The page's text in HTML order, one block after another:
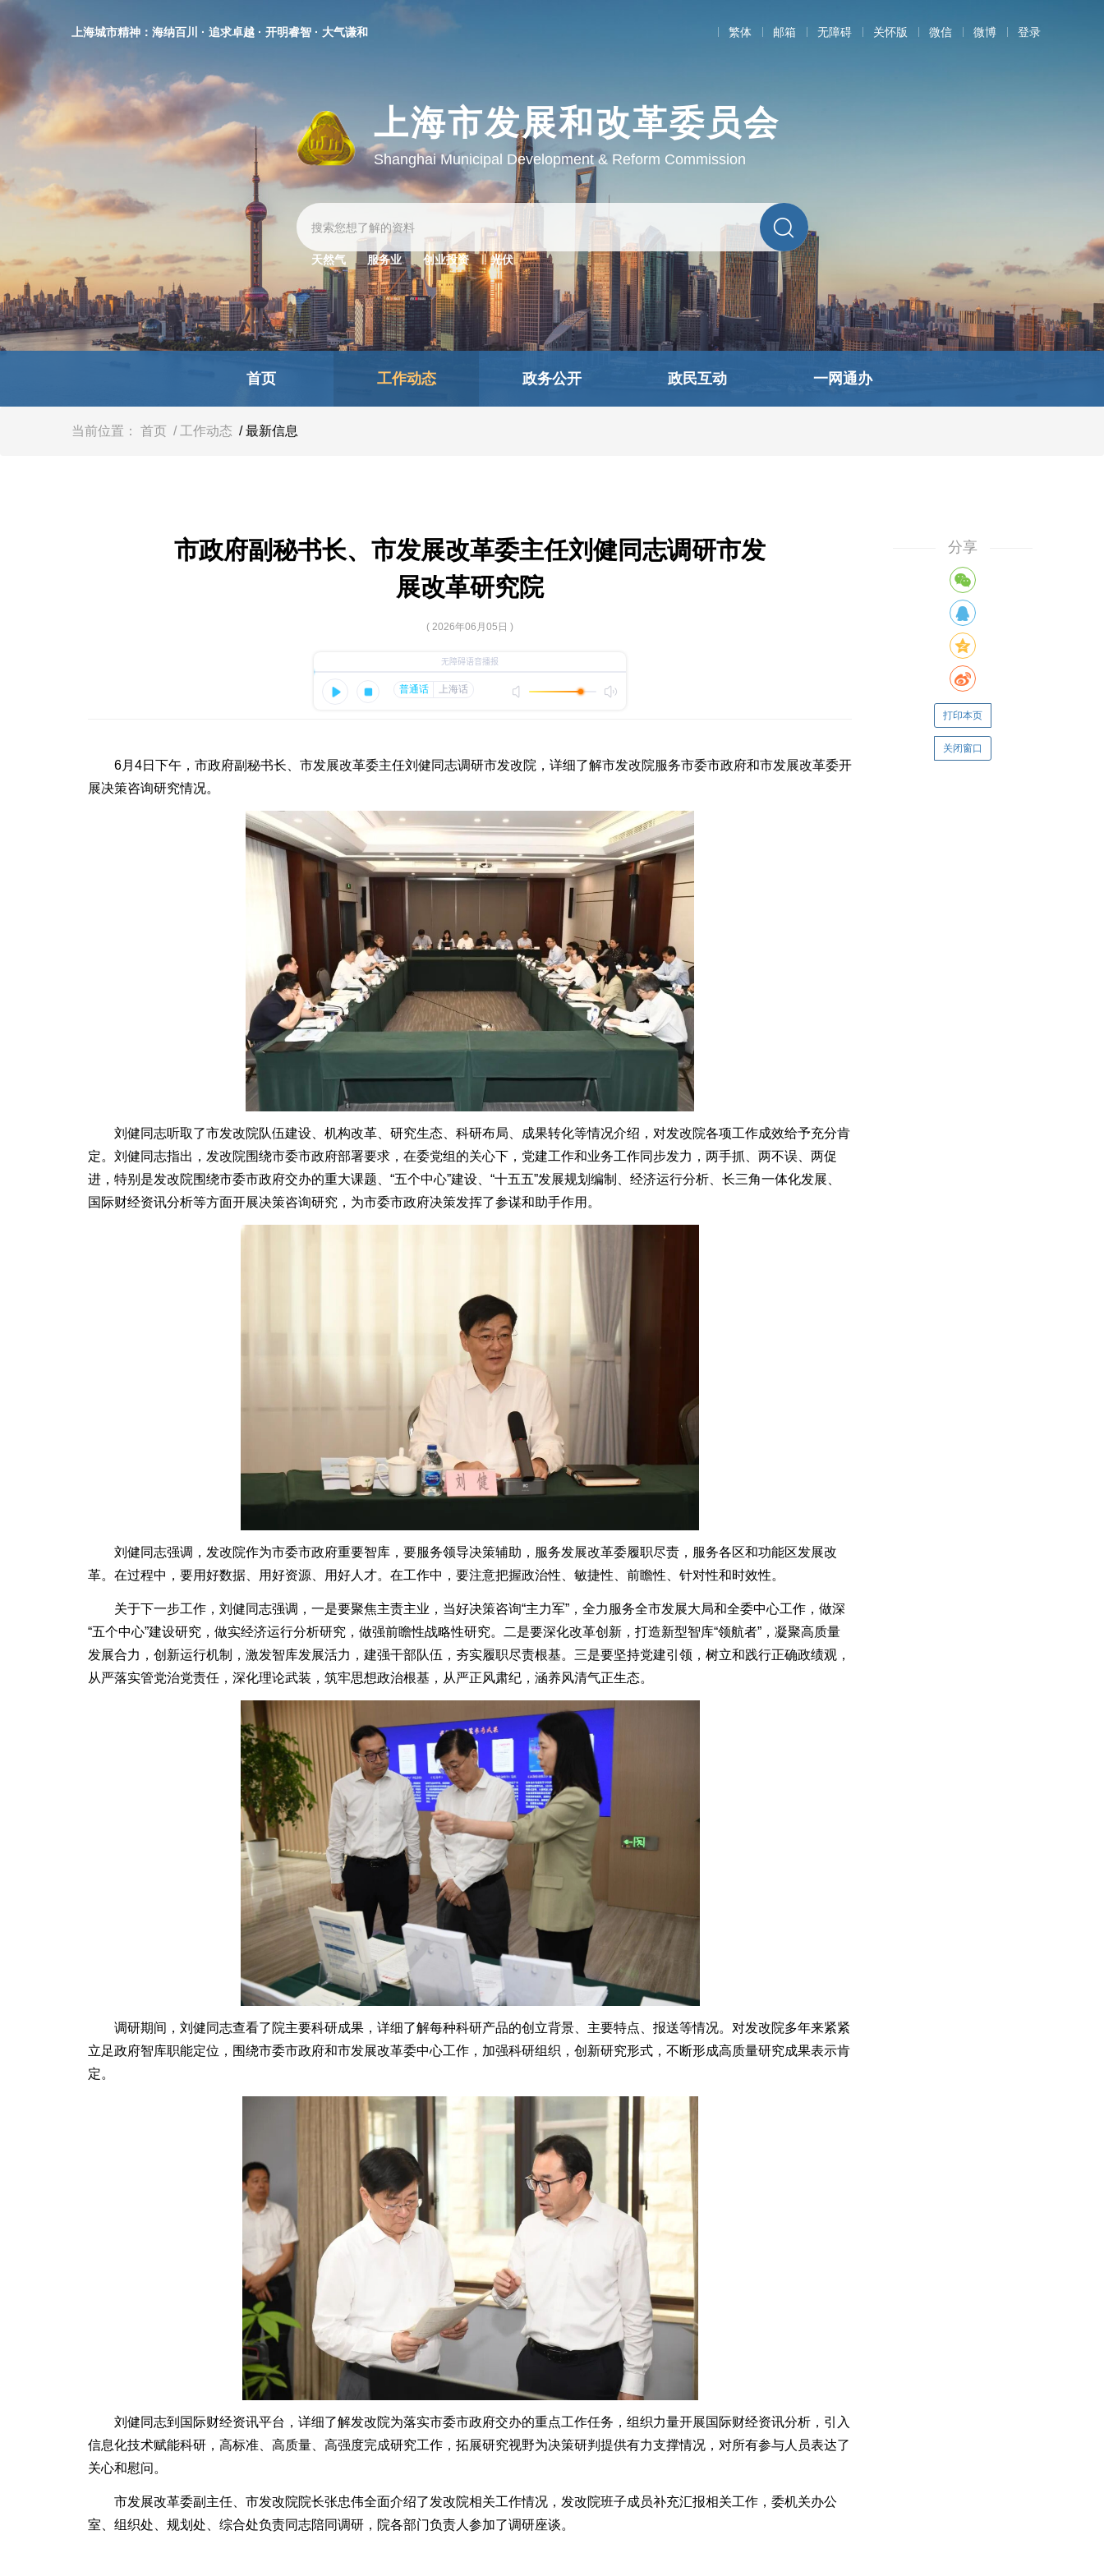
明
网
站
跳
到
主
要
内
域
上海城市精神：海纳百川 · 追求卓越 · 开明睿智 · 大气谦和 繁体 邮箱 无障碍 关怀版 微信 微博 登录
上海市发展和改革委员会
Shanghai Municipal Development & Reform Commission
天然气 服务业 创业投资 光伏
首页 工作动态 政务公开 政民互动 一网通办
当前位置： 首页 / 工作动态 / 最新信息
市政府副秘书长、市发展改革委主任刘健同志调研市发
展改革研究院
( 2026年06月05日 )
6月4日下午，市政府副秘书长、市发展改革委主任刘健同志调研市发改院，详细了解市发改院服务市委市政府和市发展改革委开
展决策咨询研究情况。
刘健同志听取了市发改院队伍建设、机构改革、研究生态、科研布局、成果转化等情况介绍，对发改院各项工作成效给予充分肯
定。刘健同志指出，发改院围绕市委市政府部署要求，在委党组的关心下，党建工作和业务工作同步发力，两手抓、两不误、两促
进，特别是发改院围绕市委市政府交办的重大课题、“五个中心”建设、“十五五”发展规划编制、经济运行分析、长三角一体化发展、
国际财经资讯分析等方面开展决策咨询研究，为市委市政府决策发挥了参谋和助手作用。
刘健同志强调，发改院作为市委市政府重要智库，要服务领导决策辅助，服务发展改革委履职尽责，服务各区和功能区发展改
革。在过程中，要用好数据、用好资源、用好人才。在工作中，要注意把握政治性、敏捷性、前瞻性、针对性和时效性。
关于下一步工作，刘健同志强调，一是要聚焦主责主业，当好决策咨询“主力军”，全力服务全市发展大局和全委中心工作，做深
“五个中心”建设研究，做实经济运行分析研究，做强前瞻性战略性研究。二是要深化改革创新，打造新型智库“领航者”，凝聚高质量
发展合力，创新运行机制，激发智库发展活力，建强干部队伍，夯实履职尽责根基。三是要坚持党建引领，树立和践行正确政绩观，
从严落实管党治党责任，深化理论武装，筑牢思想政治根基，从严正风肃纪，涵养风清气正生态。
调研期间，刘健同志查看了院主要科研成果，详细了解每种科研产品的创立背景、主要特点、报送等情况。对发改院多年来紧紧
立足政府智库职能定位，围绕市委市政府和市发展改革委中心工作，加强科研组织，创新研究形式，不断形成高质量研究成果表示肯
定。
刘健同志到国际财经资讯平台，详细了解发改院为落实市委市政府交办的重点工作任务，组织力量开展国际财经资讯分析，引入
信息化技术赋能科研，高标准、高质量、高强度完成研究工作，拓展研究视野为决策研判提供有力支撑情况，对所有参与人员表达了
关心和慰问。
市发展改革委副主任、市发改院院长张忠伟全面介绍了发改院相关工作情况，发改院班子成员补充汇报相关工作，委机关办公
室、组织处、规划处、综合处负责同志陪同调研，院各部门负责人参加了调研座谈。
分享
打印本页
关闭窗口